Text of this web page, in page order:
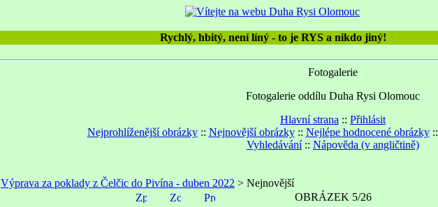
Rychlý, hbitý, není líný - to je RYS a nikdo jiný!
Fotogalerie
Fotogalerie oddílu Duha Rysi Olomouc
Hlavní strana :: Přihlásit
Nejprohlíženější obrázky:: Nejnovější obrázky:: Nejlépe hodnocené obrázky::
Vyhledávání:: Nápověda (v angličtině)
Výprava za poklady z Čelčic do Pivína - duben 2022 > Nejnovější
OBRÁZEK 5/26